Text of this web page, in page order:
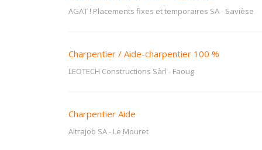
AGAT ! Placements fixes et temporaires SA- Savièse
Charpentier / Aide-charpentier 100 %
LEOTECH Constructions Sàrl - Faoug
Charpentier Aide
Altrajob SA- Le Mouret